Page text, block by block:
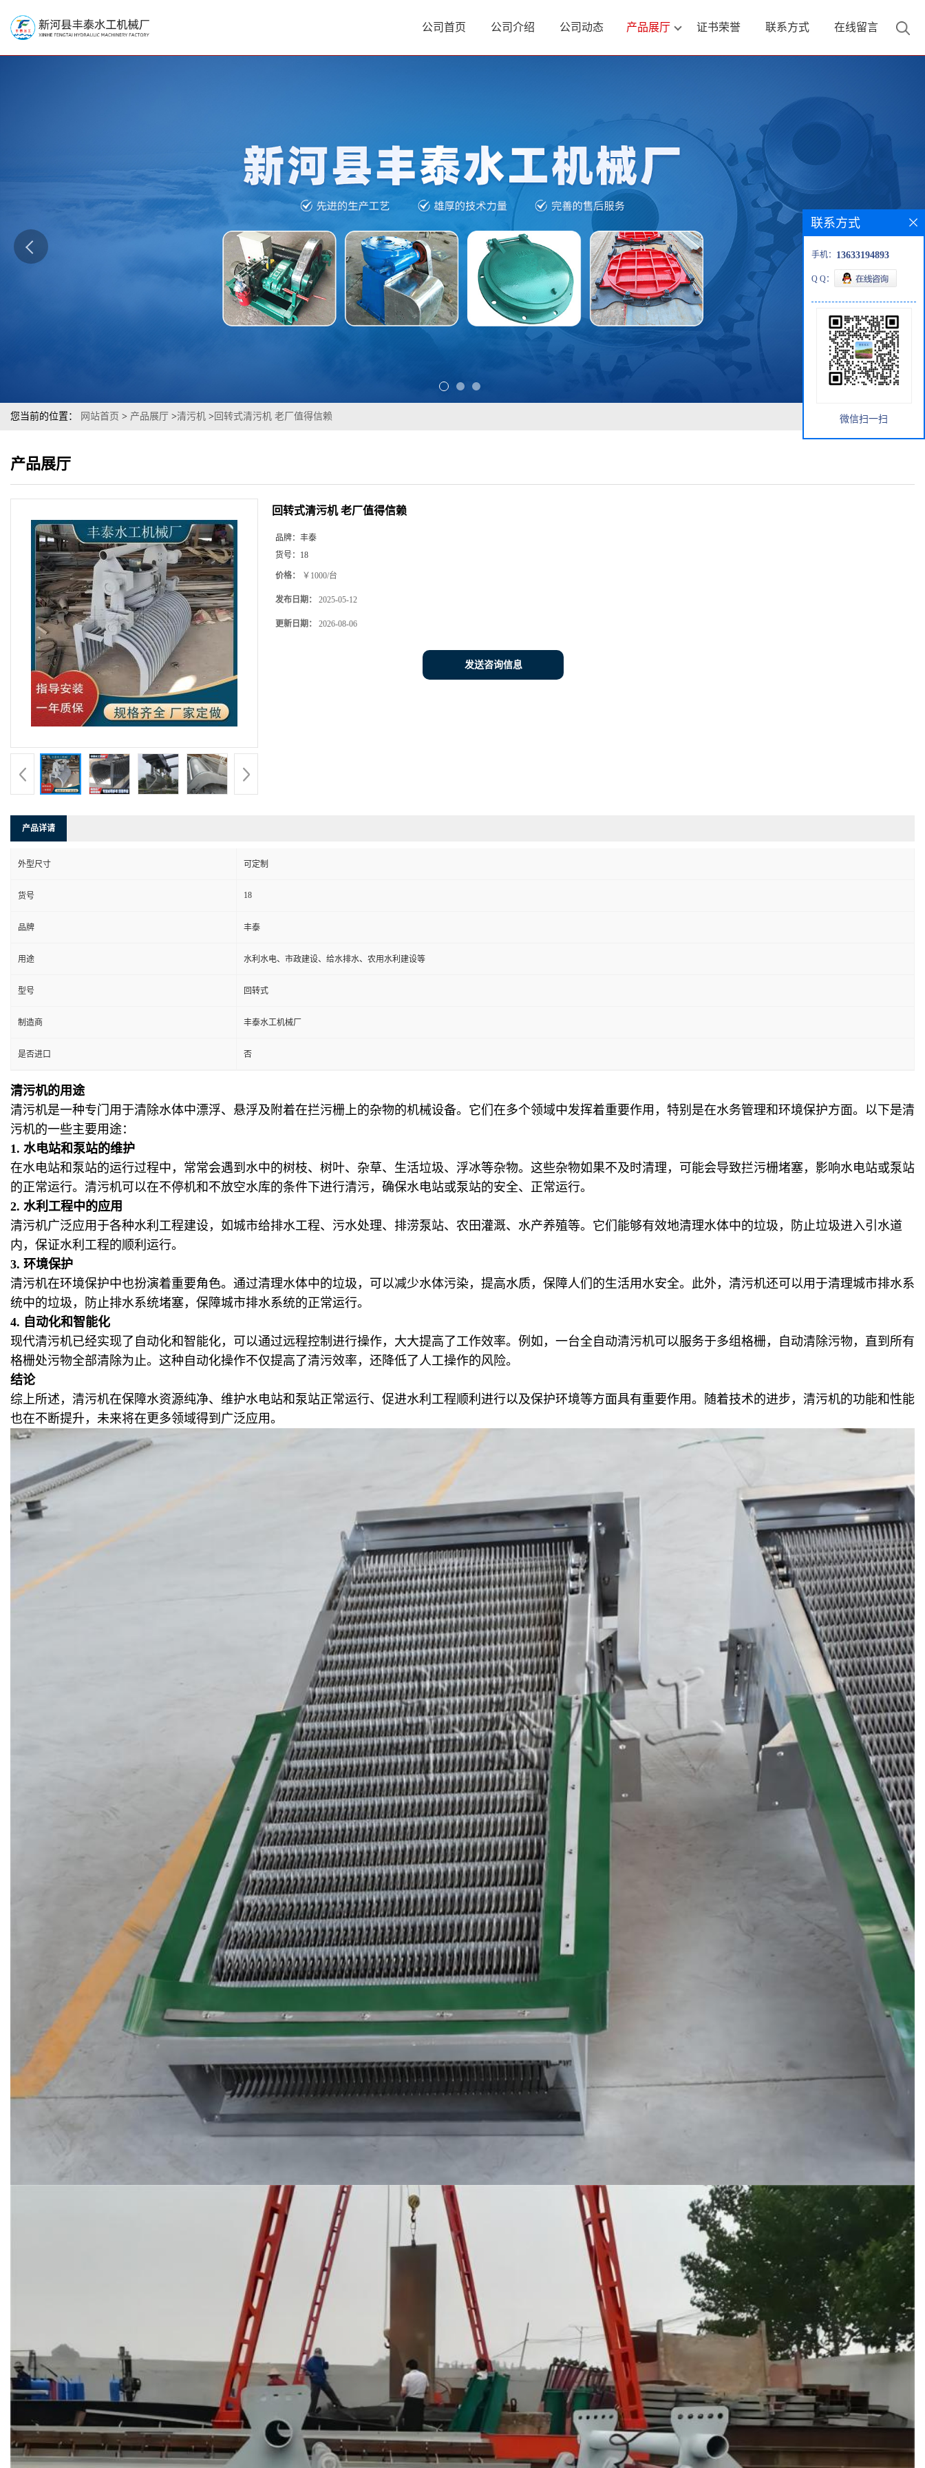
公司首页 公司介绍 公司动态 产品展厅 证书荣誉 联系方式 在线留言
您当前的位置： 网站首页 > 产品展厅 >清污机 > 回转式清污机 老厂值得信赖
产品展厅
回转式清污机 老厂值得信赖
品牌： 丰泰
货号： 18
价格： ￥1000/台
发布日期： 2025-05-12
更新日期： 2026-08-06
发送咨询信息
产品详请
外型尺寸 可定制
货号 18
品牌 丰泰
用途 水利水电、市政建设、给水排水、农用水利建设等
型号 回转式
制造商 丰泰水工机械厂
是否进口 否
清污机的用途
清污机是一种专门用于清除水体中漂浮、悬浮及附着在拦污栅上的杂物的机械设备。它们在多个领域中发挥着重要作用，特别是在水务管理和环境保护方面。以下是清
污机的一些主要用途：
1. 水电站和泵站的维护
在水电站和泵站的运行过程中，常常会遇到水中的树枝、树叶、杂草、生活垃圾、浮冰等杂物。这些杂物如果不及时清理，可能会导致拦污栅堵塞，影响水电站或泵站
的正常运行。清污机可以在不停机和不放空水库的条件下进行清污，确保水电站或泵站的安全、正常运行。
2. 水利工程中的应用
清污机广泛应用于各种水利工程建设，如城市给排水工程、污水处理、排涝泵站、农田灌溉、水产养殖等。它们能够有效地清理水体中的垃圾，防止垃圾进入引水道
内，保证水利工程的顺利运行。
3. 环境保护
清污机在环境保护中也扮演着重要角色。通过清理水体中的垃圾，可以减少水体污染，提高水质，保障人们的生活用水安全。此外，清污机还可以用于清理城市排水系
统中的垃圾，防止排水系统堵塞，保障城市排水系统的正常运行。
4. 自动化和智能化
现代清污机已经实现了自动化和智能化，可以通过远程控制进行操作，大大提高了工作效率。例如，一台全自动清污机可以服务于多组格栅，自动清除污物，直到所有
格栅处污物全部清除为止。这种自动化操作不仅提高了清污效率，还降低了人工操作的风险。
结论
综上所述，清污机在保障水资源纯净、维护水电站和泵站正常运行、促进水利工程顺利进行以及保护环境等方面具有重要作用。随着技术的进步，清污机的功能和性能
也在不断提升，未来将在更多领域得到广泛应用。
联系方式
手机： 13633194893
Q Q：
微信扫一扫